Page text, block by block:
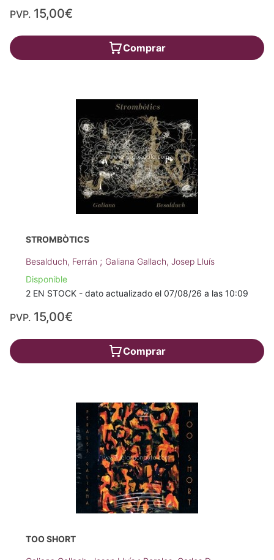
PVP. 15,00€
Comprar
STROMBÒTICS
Besalduch, Ferrán ; Galiana Gallach, Josep Lluís
Disponible
2 EN STOCK - dato actualizado el 07/08/26 a las 10:09
PVP. 15,00€
Comprar
TOO SHORT